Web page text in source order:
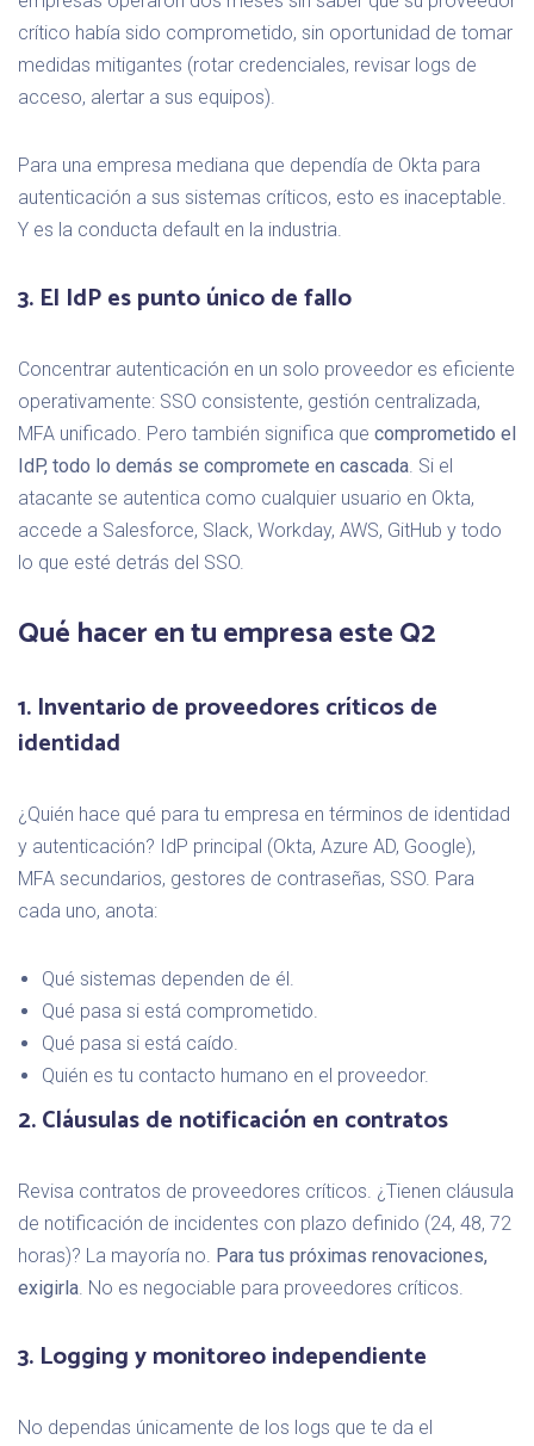
crítico había sido comprometido, sin oportunidad de tomar
medidas mitigantes (rotar credenciales, revisar logs de
acceso, alertar a sus equipos).
Para una empresa mediana que dependía de Okta para
autenticación a sus sistemas críticos, esto es inaceptable.
Y es la conducta default en la industria.
3. El IdP es punto único de fallo
Concentrar autenticación en un solo proveedor es eficiente
operativamente: SSO consistente, gestión centralizada,
MFA unificado. Pero también significa que comprometido el
IdP, todo lo demás se compromete en cascada . Si el
atacante se autentica como cualquier usuario en Okta,
accede a Salesforce, Slack, Workday, AWS, GitHub y todo
lo que esté detrás del SSO.
Qué hacer en tu empresa este Q2
1. Inventario de proveedores críticos de
identidad
¿Quién hace qué para tu empresa en términos de identidad
y autenticación? IdP principal (Okta, Azure AD, Google),
MFA secundarios, gestores de contraseñas, SSO. Para
cada uno, anota:
Qué sistemas dependen de él.
Qué pasa si está comprometido.
Qué pasa si está caído.
Quién es tu contacto humano en el proveedor.
2. Cláusulas de notificación en contratos
Revisa contratos de proveedores críticos. ¿Tienen cláusula
de notificación de incidentes con plazo definido (24, 48, 72
horas)? La mayoría no. Para tus próximas renovaciones,
exigirla . No es negociable para proveedores críticos.
3. Logging y monitoreo independiente
No dependas únicamente de los logs que te da el